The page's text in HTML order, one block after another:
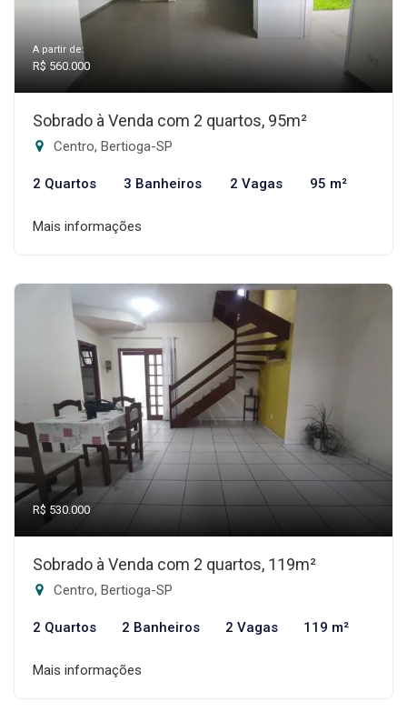
A partir de:
R$ 560.000
Sobrado à Venda com 2 quartos, 95m²
Centro, Bertioga-SP
2 Quartos 3 Banheiros 2 Vagas 95 m²
Mais informações
R$ 530.000
Sobrado à Venda com 2 quartos, 119m²
Centro, Bertioga-SP
2 Quartos 2 Banheiros 2 Vagas 119 m²
Mais informações